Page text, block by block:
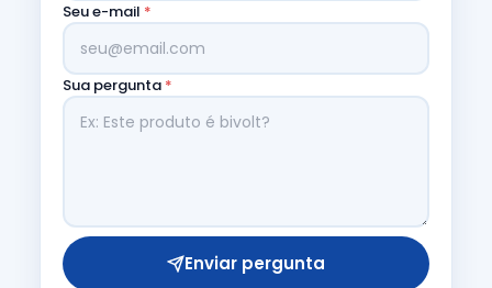
Seu e-mail *
Sua pergunta *
Enviar pergunta